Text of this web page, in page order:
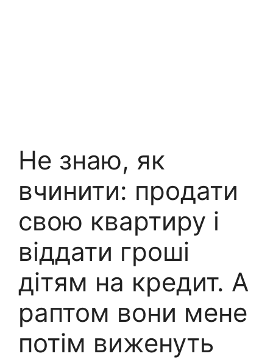
Не знаю, як
вчинити: продати
свою квартиру і
віддати гроші
дітям на кредит. А
раптом вони мене
потім виженуть